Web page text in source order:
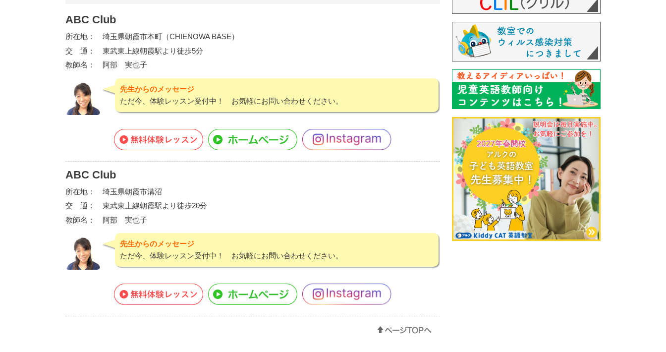
ABC Club
所在地：
埼玉県朝霞市本町（CHIENOWA BASE）
交 通：
東武東上線朝霞駅より徒歩5分
教師名：
阿部 実也子
先生からのメッセージ
ただ今、体験レッスン受付中！ お気軽にお問い合わせください。
ABC Club
所在地：
埼玉県朝霞市溝沼
交 通：
東武東上線朝霞駅より徒歩20分
教師名：
阿部 実也子
先生からのメッセージ
ただ今、体験レッスン受付中！ お気軽にお問い合わせください。